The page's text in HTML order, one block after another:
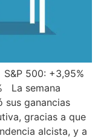
500: +3,95%
La semana
sus ganancias
gracias a que
alcista, y a